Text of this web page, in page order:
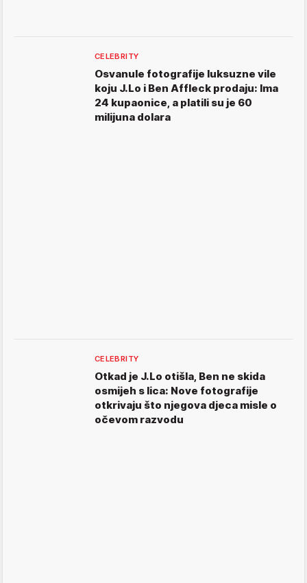
CELEBRITY
Osvanule fotografije luksuzne vile
koju J.Lo i Ben Affleck prodaju: Ima
24 kupaonice, a platili su je 60
milijuna dolara
CELEBRITY
Otkad je J.Lo otišla, Ben ne skida
osmijeh s lica: Nove fotografije
otkrivaju što njegova djeca misle o
očevom razvodu